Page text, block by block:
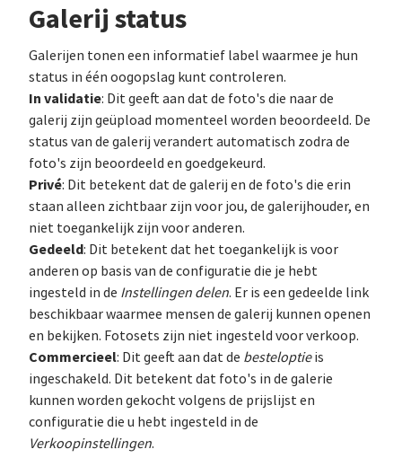
Galerij status
Galerijen tonen een informatief label waarmee je hun
status in één oogopslag kunt controleren.
In validatie: Dit geeft aan dat de foto's die naar de
galerij zijn geüpload momenteel worden beoordeeld. De
status van de galerij verandert automatisch zodra de
foto's zijn beoordeeld en goedgekeurd.
Privé: Dit betekent dat de galerij en de foto's die erin
staan alleen zichtbaar zijn voor jou, de galerijhouder, en
niet toegankelijk zijn voor anderen.
Gedeeld: Dit betekent dat het toegankelijk is voor
anderen op basis van de configuratie die je hebt
ingesteld in de Instellingen delen. Er is een gedeelde link
beschikbaar waarmee mensen de galerij kunnen openen
en bekijken. Fotosets zijn niet ingesteld voor verkoop.
Commercieel: Dit geeft aan dat de besteloptieis
ingeschakeld. Dit betekent dat foto's in de galerie
kunnen worden gekocht volgens de prijslijst en
configuratie die u hebt ingesteld in de
Verkoopinstellingen.